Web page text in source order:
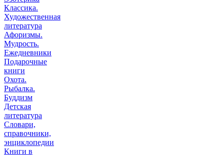
Классика.
Художественная
литература
Афоризмы.
Мудрость.
Ежедневники
Подарочные
книги
Охота.
Рыбалка.
Буддизм
Детская
литература
Словари,
справочники,
энциклопедии
Книги в